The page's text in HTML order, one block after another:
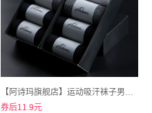
【阿诗玛旗舰店】运动吸汗袜子男中筒长袜10双
券后11.9元